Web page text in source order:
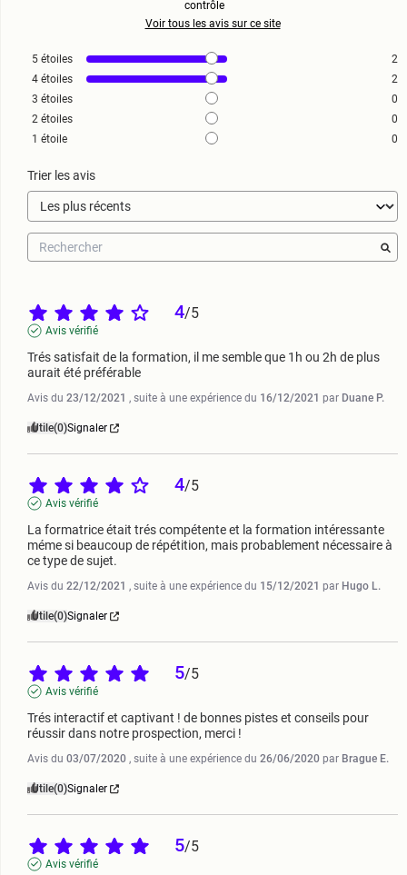
contrôle
Voir tous les avis sur ce site
5 étoiles
2
4 étoiles
2
3 étoiles
0
2 étoiles
0
1 étoile 0
Trier les avis
4/5
Avis vérifié
Trés satisfait de la formation, il me semble que 1h ou 2h de plus
aurait été préférable
Avis du 23/12/2021 , suite à une expérience du 16/12/2021 par Duane P.
Utile(0)Signaler
4/5
Avis vérifié
La formatrice était trés compétente et la formation intéressante
méme si beaucoup de répétition, mais probablement nécessaire à
ce type de sujet.
Avis du 22/12/2021 , suite à une expérience du 15/12/2021 par Hugo L.
Utile(0)Signaler
5/5
Avis vérifié
Trés interactif et captivant ! de bonnes pistes et conseils pour
réussir dans notre prospection, merci !
Avis du 03/07/2020 , suite à une expérience du 26/06/2020 par Brague E.
Utile(0)Signaler
5/5
Avis vérifié